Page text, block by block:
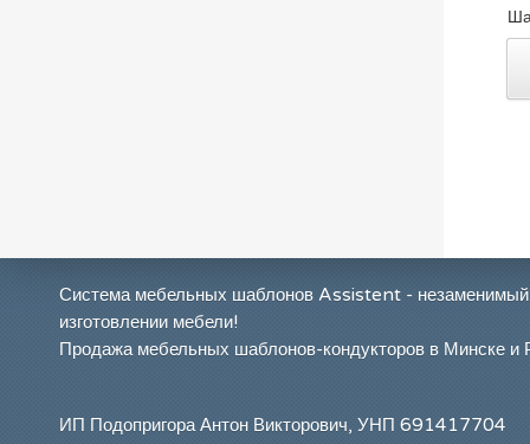
Система мебельных шаблонов Assistent -
изготовлении мебели!
Продажа мебельных шаблонов-кондукторов в Минске и
ИП Подопригора Антон Викторович, УНП 691417704